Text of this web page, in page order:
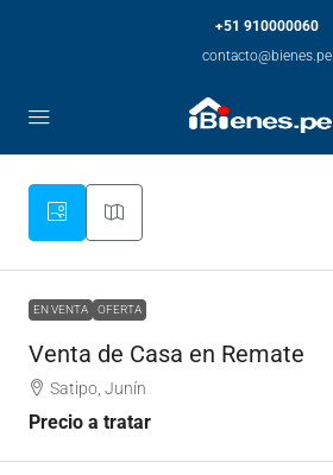
+51 910000060
contacto@bienes.pe
EN VENTA OFERTA
Venta de Casa en Remate
Satipo, Junín
Precio a tratar